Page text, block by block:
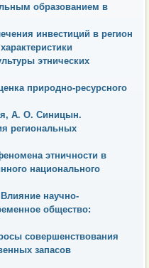
образованием в
инвестиций в регион
этнических
природно-ресурсного
А. О. Синицын.
региональных
этничности в
национального
научно-
общество:
совершенствования
запасов